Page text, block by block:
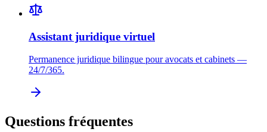
Assistant juridique virtuel
Permanence juridique bilingue pour avocats et cabinets —
24/7/365.
Questions fréquentes